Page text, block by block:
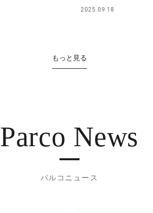
2025.09.18
もっと見る
Parco News
パルコニュース